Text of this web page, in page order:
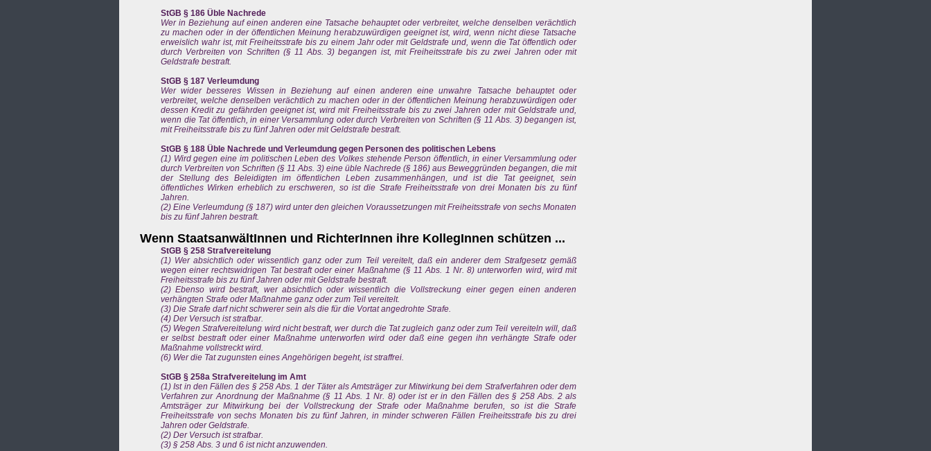
StGB § 186 Üble Nachrede
Wer in Beziehung auf einen anderen eine Tatsache behauptet oder verbreitet, welche denselben verächtlich
zu machen oder in der öffentlichen Meinung herabzuwürdigen geeignet ist, wird, wenn nicht diese Tatsache
erweislich wahr ist, mit Freiheitsstrafe bis zu einem Jahr oder mit Geldstrafe und, wenn die Tat öffentlich oder
durch Verbreiten von Schriften (§ 11 Abs. 3) begangen ist, mit Freiheitsstrafe bis zu zwei Jahren oder mit
Geldstrafe bestraft.
StGB § 187 Verleumdung
Wer wider besseres Wissen in Beziehung auf einen anderen eine unwahre Tatsache behauptet oder
verbreitet, welche denselben verächtlich zu machen oder in der öffentlichen Meinung herabzuwürdigen oder
dessen Kredit zu gefährden geeignet ist, wird mit Freiheitsstrafe bis zu zwei Jahren oder mit Geldstrafe und,
wenn die Tat öffentlich, in einer Versammlung oder durch Verbreiten von Schriften (§ 11 Abs. 3) begangen ist,
mit Freiheitsstrafe bis zu fünf Jahren oder mit Geldstrafe bestraft.
StGB § 188 Üble Nachrede und Verleumdung gegen Personen des politischen Lebens
(1) Wird gegen eine im politischen Leben des Volkes stehende Person öffentlich, in einer Versammlung oder
durch Verbreiten von Schriften (§ 11 Abs. 3) eine üble Nachrede (§ 186) aus Beweggründen begangen, die mit
der Stellung des Beleidigten im öffentlichen Leben zusammenhängen, und ist die Tat geeignet, sein
öffentliches Wirken erheblich zu erschweren, so ist die Strafe Freiheitsstrafe von drei Monaten bis zu fünf
Jahren.
(2) Eine Verleumdung (§ 187) wird unter den gleichen Voraussetzungen mit Freiheitsstrafe von sechs Monaten
bis zu fünf Jahren bestraft.
Wenn StaatsanwältInnen und RichterInnen ihre KollegInnen schützen ...
StGB § 258 Strafvereitelung
(1) Wer absichtlich oder wissentlich ganz oder zum Teil vereitelt, daß ein anderer dem Strafgesetz gemäß
wegen einer rechtswidrigen Tat bestraft oder einer Maßnahme (§ 11 Abs. 1 Nr. 8) unterworfen wird, wird mit
Freiheitsstrafe bis zu fünf Jahren oder mit Geldstrafe bestraft.
(2) Ebenso wird bestraft, wer absichtlich oder wissentlich die Vollstreckung einer gegen einen anderen
verhängten Strafe oder Maßnahme ganz oder zum Teil vereitelt.
(3) Die Strafe darf nicht schwerer sein als die für die Vortat angedrohte Strafe.
(4) Der Versuch ist strafbar.
(5) Wegen Strafvereitelung wird nicht bestraft, wer durch die Tat zugleich ganz oder zum Teil vereiteln will, daß
er selbst bestraft oder einer Maßnahme unterworfen wird oder daß eine gegen ihn verhängte Strafe oder
Maßnahme vollstreckt wird.
(6) Wer die Tat zugunsten eines Angehörigen begeht, ist straffrei.
StGB § 258a Strafvereitelung im Amt
(1) Ist in den Fällen des § 258 Abs. 1 der Täter als Amtsträger zur Mitwirkung bei dem Strafverfahren oder dem
Verfahren zur Anordnung der Maßnahme (§ 11 Abs. 1 Nr. 8) oder ist er in den Fällen des § 258 Abs. 2 als
Amtsträger zur Mitwirkung bei der Vollstreckung der Strafe oder Maßnahme berufen, so ist die Strafe
Freiheitsstrafe von sechs Monaten bis zu fünf Jahren, in minder schweren Fällen Freiheitsstrafe bis zu drei
Jahren oder Geldstrafe.
(2) Der Versuch ist strafbar.
(3) § 258 Abs. 3 und 6 ist nicht anzuwenden.